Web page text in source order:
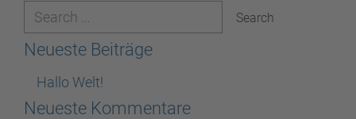
Neueste Beiträge
Hallo Welt!
Neueste Kommentare